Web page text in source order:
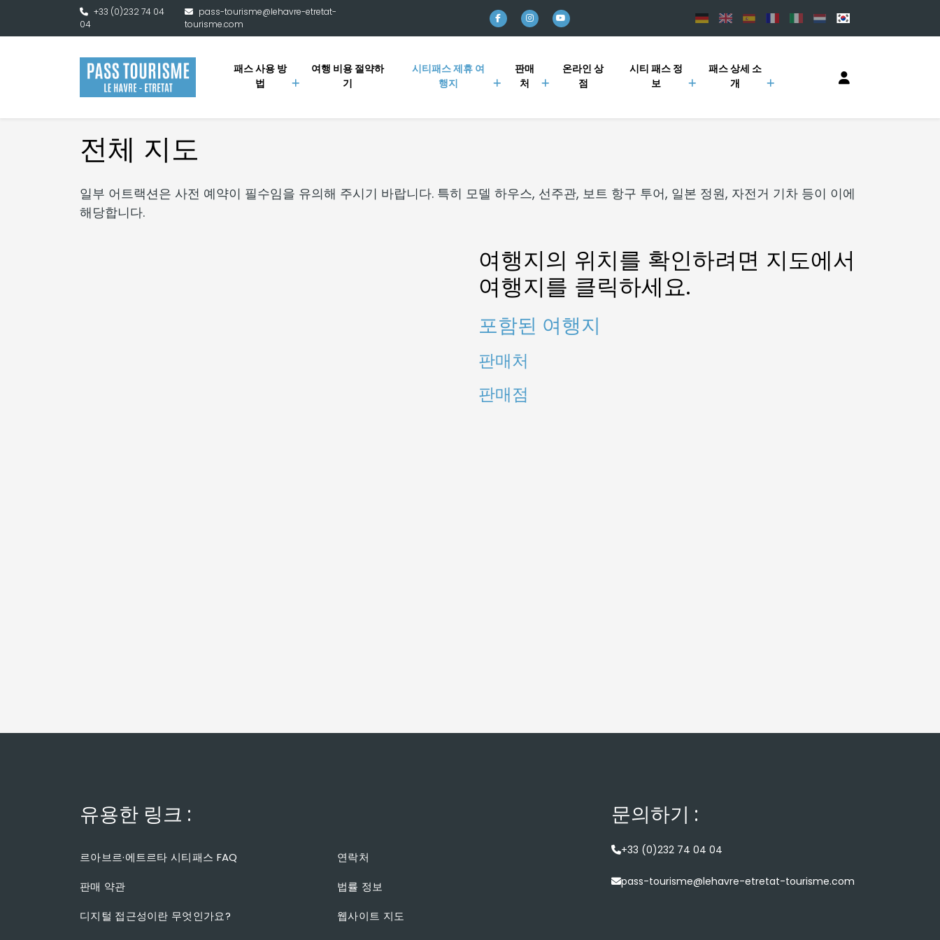
본문으로 건너뛰기
+33 (0)232 74 04
04
pass-tourisme@lehavre-etretat-
tourisme.com
패스 사용 방
법
여행 비용 절약하
기
시티패스 제휴 여
행지
판매
처
온라인 상
점
시티 패스 정
보
패스 상세 소
개
전체 지도
일부 어트랙션은 사전 예약이 필수임을 유의해 주시기 바랍니다. 특히 모델 하우스, 선주관, 보트 항구 투어, 일본 정원, 자전거 기차 등이 이에
해당합니다.
여행지의 위치를 확인하려면 지도에서
여행지를 클릭하세요.
포함된 여행지
판매처
판매점
유용한 링크 :
르아브르·에트르타 시티패스 FAQ
연락처
판매 약관
법률 정보
디지털 접근성이란 무엇인가요?
웹사이트 지도
문의하기 :
+33 (0)232 74 04 04
pass-tourisme@lehavre-etretat-tourisme.com